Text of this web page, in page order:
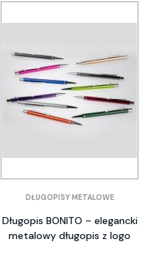
DŁUGOPISY METALOWE
Długopis BONITO – elegancki
metalowy długopis z logo